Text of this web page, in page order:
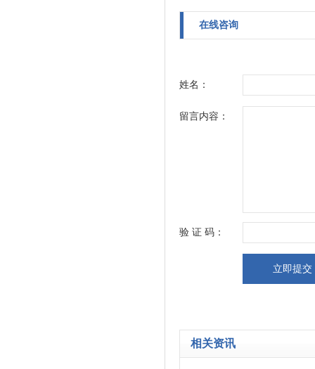
在线咨询
姓名：
留言内容：
验 证 码：
相关资讯